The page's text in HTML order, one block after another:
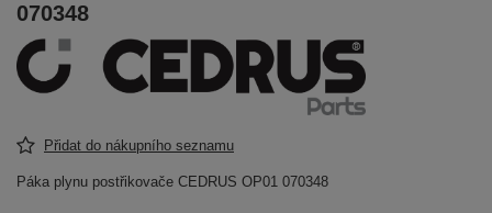
070348
Přidat do nákupního seznamu
Páka plynu postřikovače CEDRUS OP01 070348